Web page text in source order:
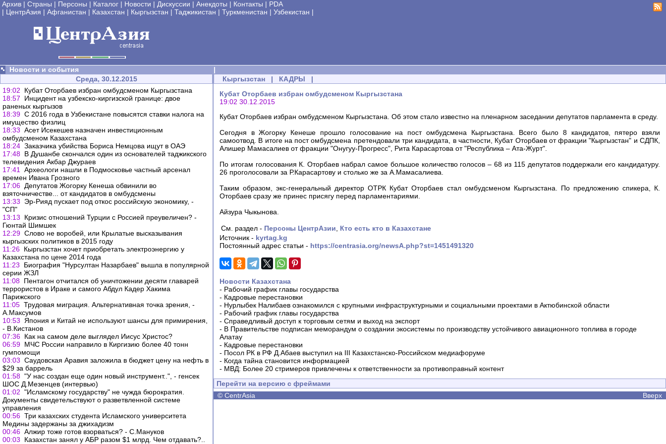
Архив | Страны | Персоны | Каталог | Новости | Дискуссии | Анекдоты | Контакты | PDA
| ЦентрАзия | Афганистан | Казахстан | Кыргызстан | Таджикистан | Туркменистан | Узбекистан |
Новости и события
|
Среда, 30.12.2015
19:02
Кубат Оторбаев избран омбудсменом Кыргызстана
18:57
Инцидент на узбекско-киргизской границе: двое
раненых кыргызов
18:39 С 2016 года в Узбекистане повысятся ставки налога на
имущество физлиц
18:33 Асет Исекешев назначен инвестиционным
омбудсменом Казахстана
18:24 Заказчика убийства Бориса Немцова ищут в ОАЭ
17:48 В Душанбе скончался один из основателей таджикского
телевидения Акбар Джураев
17:41
Археологи нашли в Подмосковье частный арсенал
времен Ивана Грозного
17:06 Депутатов Жогорку Кенеша обвинили во
взяточничестве... от кандидатов в омбудсмены
13:33
Эр-Рияд пускает под откос российскую экономику, -
"СП"
13:13
Кризис отношений Турции с Россией преувеличен? -
Гюнтай Шимшек
12:29 Слово не воробей, или Крылатые высказывания
кыргызских политиков в 2015 году
11:26 Кыргызстан хочет приобретать электроэнергию у
Казахстана по цене 2014 года
11:23
Биография "Нурсултан Назарбаев" вышла в популярной
серии ЖЗЛ
11:08 Пентагон отчитался об уничтожении десяти главарей
террористов в Ираке и самого Абдул Кадер Хакима
Парижского
11:05 Трудовая миграция. Альтернативная точка зрения, -
А.Максумов
10:53
Япония и Китай не используют шансы для примирения,
- В.Кистанов
07:36 Как на самом деле выглядел Иисус Христос?
06:59 МЧС России направило в Киргизию более 40 тонн
гумпомощи
03:03 Саудовская Аравия заложила в бюджет цену на нефть в
$29 за баррель
01:58 "У нас создан еще один новый инструмент..", - генсек
ШОС Д.Мезенцев (интервью)
01:02 "Исламскому государству" не чужда бюрократия.
Документы свидетельствуют о разветвленной системе
управления
00:56 Три казахских студента Исламского университета
Медины задержаны за джихадизм
00:46 Алжир тоже готов взорваться? - С.Мануков
00:03
Казахстан занял у АБР разом $1 млрд. Чем отдавать?..
Кыргызстан | КАДРЫ |
Кубат Оторбаев избран омбудсменом Кыргызстана
19:02 30.12.2015
Кубат Оторбаев избран омбудсменом Кыргызстана. Об этом стало известно на пленарном заседании депутатов парламента в среду.
Сегодня в Жогорку Кенеше прошло голосование на пост омбудсмена Кыргызстана. Всего было 8 кандидатов, пятеро взяли
самоотвод. В итоге на пост омбудсмена претендовали три кандидата, в частности, Кубат Оторбаев от фракции "Кыргызстан" и СДПК,
Алишер Мамасалиев от фракции "Онугуу-Прогресс", Рита Карасартова от "Республика – Ата-Журт".
По итогам голосования К. Оторбаев набрал самое большое количество голосов – 68 из 115 депутатов поддержали его кандидатуру.
26 проголосовали за Р.Карасартову и столько же за А.Мамасалиева.
Таким образом, экс-генеральный директор ОТРК Кубат Оторбаев стал омбудсменом Кыргызстана. По предложению спикера, К.
Оторбаев сразу же принес присягу перед парламентариями.
Айзура Чыкынова.
См. раздел - Персоны ЦентрАзии
Кто есть кто в Казахстане
Источник - kyrtag.kg
Постоянный адрес статьи - https://centrasia.org/newsA.php?st=1451491320
Новости Казахстана
- Рабочий график главы государства
- Кадровые перестановки
- Нурлыбек Налибаев ознакомился с крупными инфраструктурными и социальными проектами в Актюбинской области
- Рабочий график главы государства
- Справедливый доступ к торговым сетям и выход на экспорт
- В Правительстве подписан меморандум о создании экосистемы по производству устойчивого авиационного топлива в городе
Алатау
- Кадровые перестановки
- Посол РК в РФ Д.Абаев выступил на III Казахстанско-Российском медиафоруме
- Когда тайна становится информацией
- МВД: Более 20 стримеров привлечены к ответственности за противоправный контент
Перейти на версию с фреймами
© CentrAsia Вверх